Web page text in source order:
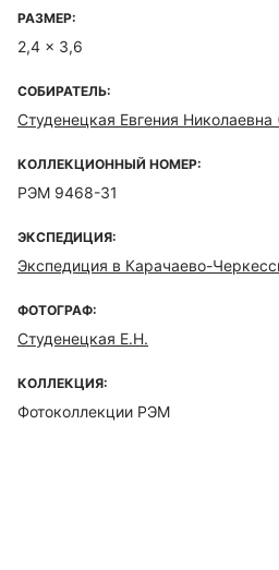
РАЗМЕР:
2,4 x 3,6
СОБИРАТЕЛЬ:
Студенецкая Евгения
КОЛЛЕКЦИОННЫЙ НОМЕР:
РЭМ 9468-31
ЭКСПЕДИЦИЯ:
Экспедиция в Карачаево-
ФОТОГРАФ:
Студенецкая Е.Н.
КОЛЛЕКЦИЯ:
Фотоколлекции РЭМ